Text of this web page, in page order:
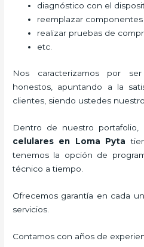
diagnóstico con el
reemplazar componentes
realizar pruebas de
etc.
Nos caracterizamos por
honestos, apuntando a la
clientes, siendo ustedes
Dentro de nuestro portafolio,
celulares en Loma Pyta
tenemos la opción de
técnico a tiempo.
Ofrecemos garantía en cada
servicios.
Contamos con años de